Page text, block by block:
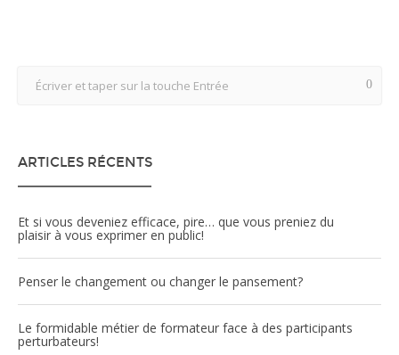
ARTICLES RÉCENTS
Et si vous deveniez efficace, pire… que vous preniez du
plaisir à vous exprimer en public!
Penser le changement ou changer le pansement?
Le formidable métier de formateur face à des participants
perturbateurs!